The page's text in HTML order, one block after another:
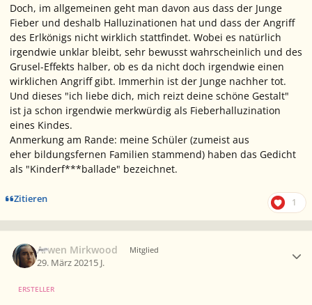
Doch, im allgemeinen geht man davon aus dass der Junge
Fieber und deshalb Halluzinationen hat und dass der Angriff
des Erlkönigs nicht wirklich stattfindet. Wobei es natürlich
irgendwie unklar bleibt, sehr bewusst wahrscheinlich und des
Grusel-Effekts halber, ob es da nicht doch irgendwie einen
wirklichen Angriff gibt. Immerhin ist der Junge nachher tot.
Und dieses "ich liebe dich, mich reizt deine schöne Gestalt"
ist ja schon irgendwie merkwürdig als Fieberhalluzination
eines Kindes.
Anmerkung am Rande: meine Schüler (zumeist aus
eher bildungsfernen Familien stammend) haben das Gedicht
als "Kinderf***ballade" bezeichnet.
Zitieren 1
Arwen Mirkwood Mitglied
29. März 20215 J.
ERSTELLER